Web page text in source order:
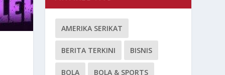
AMERIKA SERIKAT
BERITA TERKINI BISNIS
BOLA BOLA & SPORTS